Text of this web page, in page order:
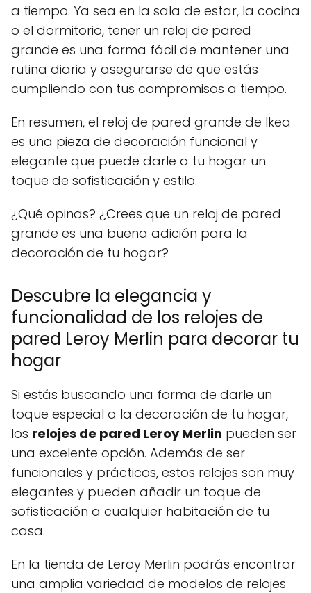
a tiempo. Ya sea en la sala de estar, la cocina
o el dormitorio, tener un reloj de pared
grande es una forma fácil de mantener una
rutina diaria y asegurarse de que estás
cumpliendo con tus compromisos a tiempo.
En resumen, el reloj de pared grande de Ikea
es una pieza de decoración funcional y
elegante que puede darle a tu hogar un
toque de sofisticación y estilo.
¿Qué opinas? ¿Crees que un reloj de pared
grande es una buena adición para la
decoración de tu hogar?
Descubre la elegancia y
funcionalidad de los relojes de
pared Leroy Merlin para decorar tu
hogar
Si estás buscando una forma de darle un
toque especial a la decoración de tu hogar,
los relojes de pared Leroy Merlin pueden ser
una excelente opción. Además de ser
funcionales y prácticos, estos relojes son muy
elegantes y pueden añadir un toque de
sofisticación a cualquier habitación de tu
casa.
En la tienda de Leroy Merlin podrás encontrar
una amplia variedad de modelos de relojes